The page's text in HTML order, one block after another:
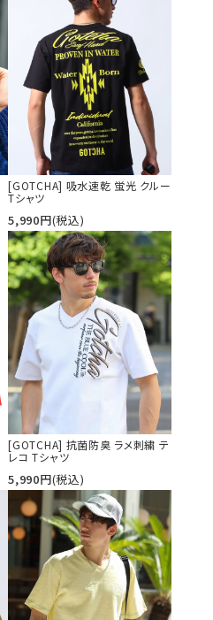
[GOTCHA] 吸水速乾 蛍光 クルー
Tシャツ
5,990円(税込)
[GOTCHA] 抗菌防臭 ラメ刺繍 テ
レコ Tシャツ
5,990円(税込)